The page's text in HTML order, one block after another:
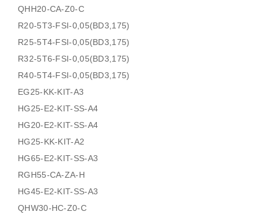
QHH20-CA-Z0-C
R20-5T3-FSI-0,05(BD3,175)
R25-5T4-FSI-0,05(BD3,175)
R32-5T6-FSI-0,05(BD3,175)
R40-5T4-FSI-0,05(BD3,175)
EG25-KK-KIT-A3
HG25-E2-KIT-SS-A4
HG20-E2-KIT-SS-A4
HG25-KK-KIT-A2
HG65-E2-KIT-SS-A3
RGH55-CA-ZA-H
HG45-E2-KIT-SS-A3
QHW30-HC-Z0-C